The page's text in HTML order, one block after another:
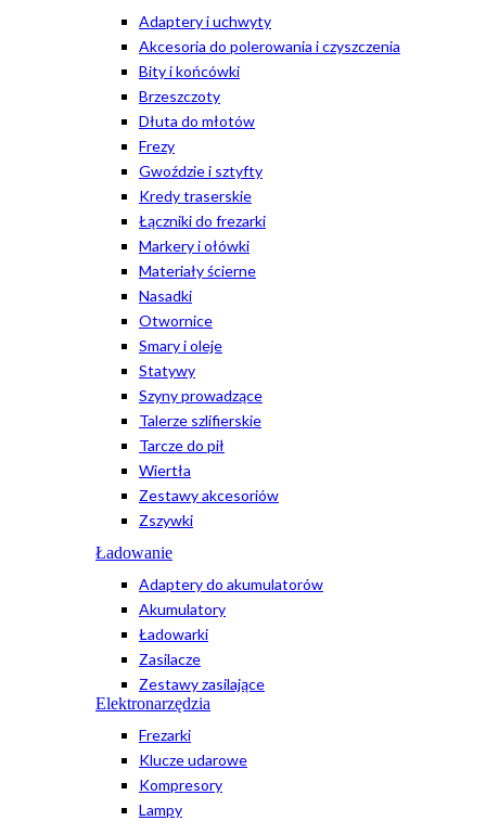
Adaptery i uchwyty
Akcesoria do polerowania i czyszczenia
Bity i końcówki
Brzeszczoty
Dłuta do młotów
Frezy
Gwoździe i sztyfty
Kredy traserskie
Łączniki do frezarki
Markery i ołówki
Materiały ścierne
Nasadki
Otwornice
Smary i oleje
Statywy
Szyny prowadzące
Talerze szlifierskie
Tarcze do pił
Wiertła
Zestawy akcesoriów
Zszywki
Ładowanie
Adaptery do akumulatorów
Akumulatory
Ładowarki
Zasilacze
Zestawy zasilające
Elektronarzędzia
Frezarki
Klucze udarowe
Kompresory
Lampy